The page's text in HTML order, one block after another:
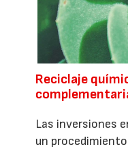
Reciclaje
Las inversiones
un